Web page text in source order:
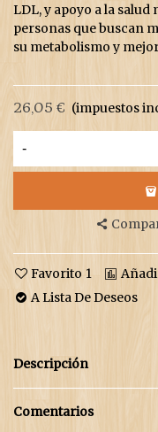
LDL, y apoyo a la
personas que buscan
su metabolismo y
26,05 € (impuestos
-
Favorito 1
A Lista De Deseos
Descripción
Comentarios